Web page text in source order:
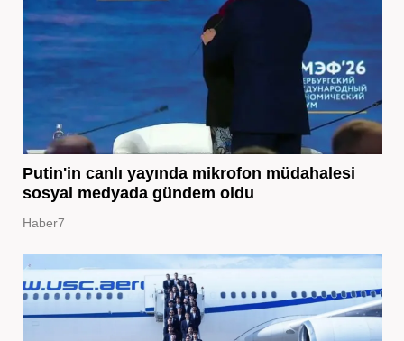
Putin'in canlı yayında mikrofon müdahalesi
sosyal medyada gündem oldu
Haber7